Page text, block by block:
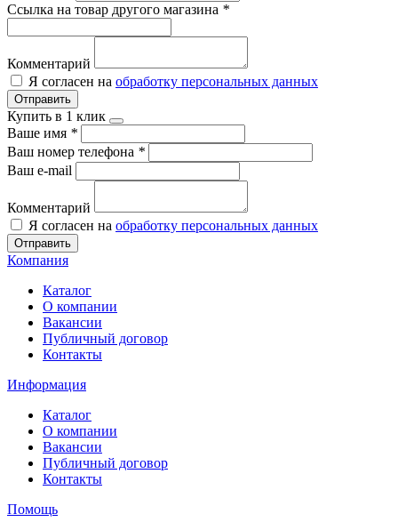
Ссылка на товар другого магазина *
Комментарий
Я согласен на обработку персональных данных
Отправить
Купить в 1 клик
Ваше имя *
Ваш номер телефона *
Ваш e-mail
Комментарий
Я согласен на обработку персональных данных
Отправить
Компания
Каталог
О компании
Вакансии
Публичный договор
Контакты
Информация
Каталог
О компании
Вакансии
Публичный договор
Контакты
Помощь